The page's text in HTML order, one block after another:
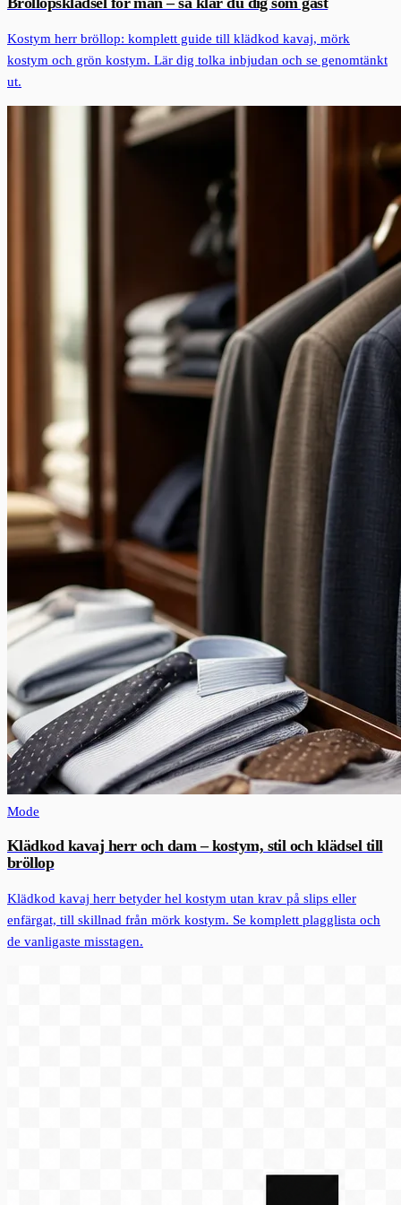
Kostym herr bröllop: komplett guide till klädkod kavaj, mörk
kostym och grön kostym. Lär dig tolka inbjudan och se genomtänkt
ut.
Mode
Klädkod kavaj herr och dam – kostym, stil och klädsel till
bröllop
Klädkod kavaj herr betyder hel kostym utan krav på slips eller
enfärgat, till skillnad från mörk kostym. Se komplett plagglista och
de vanligaste misstagen.